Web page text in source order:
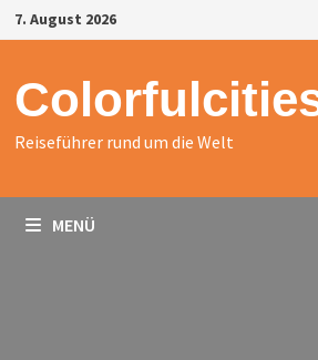
Zurück
zum
7. August 2026
Reiseführer rund um die Welt
MENÜ